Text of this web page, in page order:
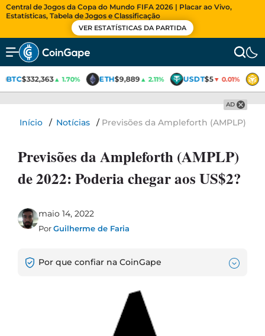
Central de Jogos da Copa do Mundo FIFA 2026 | Placar ao Vivo,
Estatísticas, Tabela de Jogos e Classificação
VER ESTATÍSTICAS DA PARTIDA
BTC$332,363▲ 1.70% ETH$9,889▲ 2.11% USDT$5▼ 0.01%
AD
Início / Notícias / Previsões da Ampleforth (AMPLP) de
Previsões da Ampleforth (AMPLP)
de 2022: Poderia chegar aos US$2?
maio 14, 2022
PorGuilherme de Faria
Por que confiar na CoinGape